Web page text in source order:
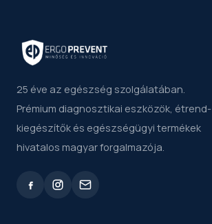
25 éve az egészség szolgálatában.
Prémium diagnosztikai eszközök, étrend-
kiegészítők és egészségügyi termékek
hivatalos magyar forgalmazója.